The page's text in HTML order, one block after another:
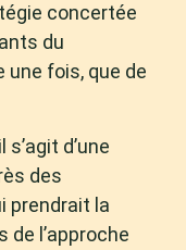
concertée
du
une fois, que de
d’une
des
prendrait la
de l’approche